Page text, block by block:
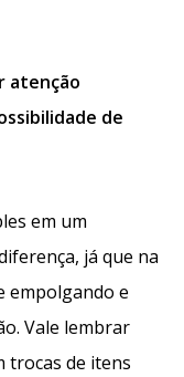
atenção
de
em um
já que na
empolgando e
Vale lembrar
trocas de itens